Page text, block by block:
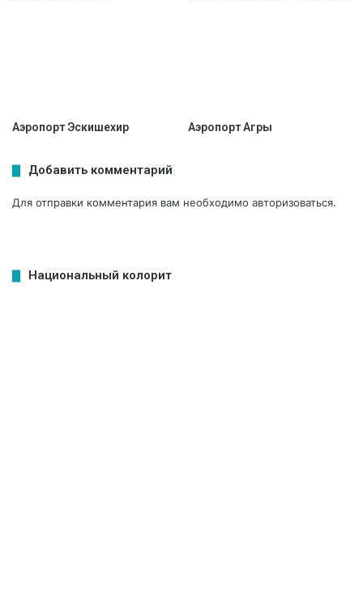
Аэропорт Эскишехир Аэропорт Агры
Добавить комментарий
Для отправки комментария вам необходимо авторизоваться.
Национальный колорит